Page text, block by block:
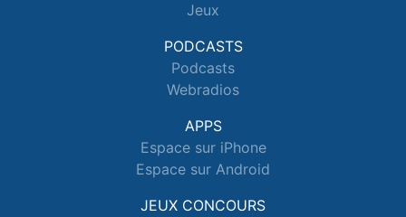
Jeux
PODCASTS
Podcasts
Webradios
APPS
Espace sur iPhone
Espace sur Android
JEUX CONCOURS